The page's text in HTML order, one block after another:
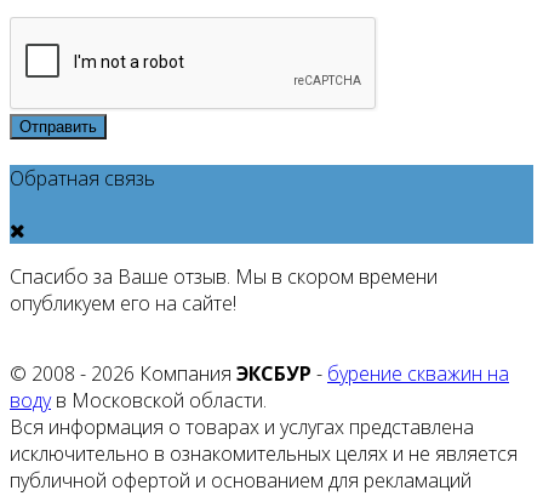
Отправить
Обратная связь
Спасибо за Ваше отзыв. Мы в скором времени
опубликуем его на сайте!
© 2008 - 2026 Компания ЭКСБУР - бурение скважин на
водув Московской области.
Вся информация о товарах и услугах представлена
исключительно в ознакомительных целях и не является
публичной офертой и основанием для рекламаций